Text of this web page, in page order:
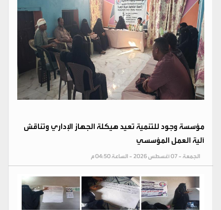
مؤسسة وجود للتنمية تعيد هيكلة الجهاز الإداري وتناقش
آلية العمل المؤسسي
الجمعة - 07 أغسطس 2026 - الساعة 04:50 م